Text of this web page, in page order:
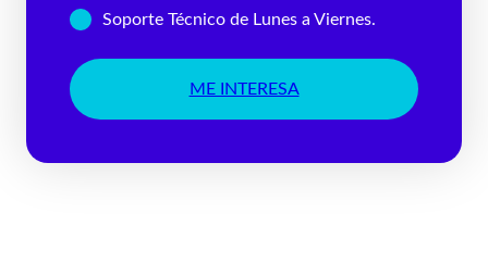
Soporte Técnico de Lunes a Viernes.
ME INTERESA